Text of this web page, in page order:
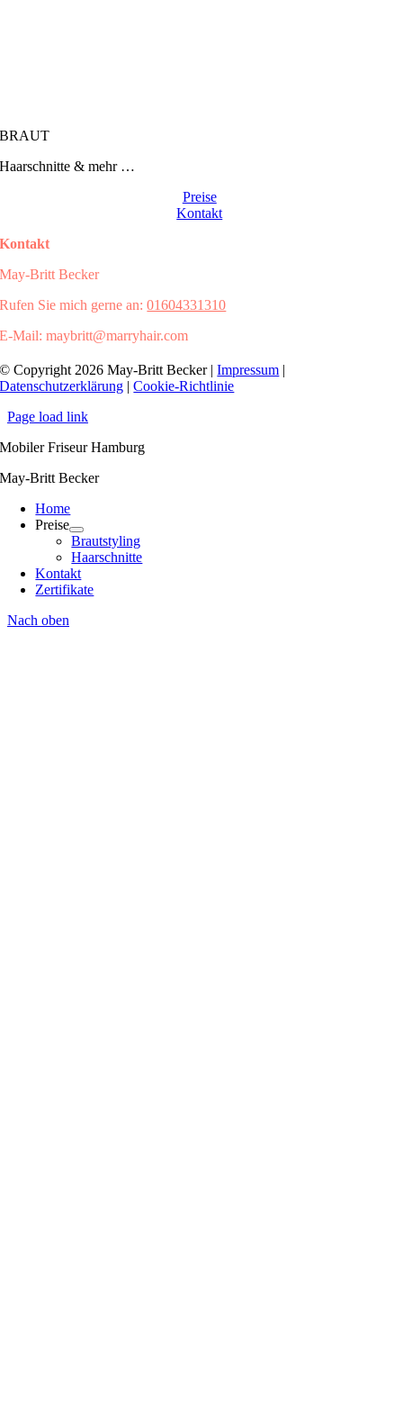
BRAUT
Haarschnitte & mehr …
Preise
Kontakt
Kontakt
May-Britt Becker
Rufen Sie mich gerne an:01604331310
E-Mail: maybritt@marryhair.com
© Copyright 2026 May-Britt Becker |Impressum |
Datenschutzerklärung |Cookie-Richtlinie
Page load link
Mobiler Friseur Hamburg
May-Britt Becker
Home
Preise
Brautstyling
Haarschnitte
Kontakt
Zertifikate
Nach oben